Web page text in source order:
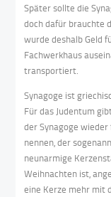
Später sollte die
doch dafür brauchte
wurde deshalb Geld
Fachwerkhaus
transportiert.
Synagoge ist
Für das Judentum
der Synagoge
nennen, der
neunarmige
Weihnachten ist,
eine Kerze mehr mit